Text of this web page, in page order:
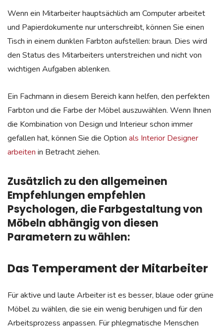
Wenn ein Mitarbeiter hauptsächlich am Computer arbeitet
und Papierdokumente nur unterschreibt, können Sie einen
Tisch in einem dunklen Farbton aufstellen: braun. Dies wird
den Status des Mitarbeiters unterstreichen und nicht von
wichtigen Aufgaben ablenken.
Ein Fachmann in diesem Bereich kann helfen, den perfekten
Farbton und die Farbe der Möbel auszuwählen. Wenn Ihnen
die Kombination von Design und Interieur schon immer
gefallen hat, können Sie die Option als Interior Designer
arbeiten in Betracht ziehen.
Zusätzlich zu den allgemeinen
Empfehlungen empfehlen
Psychologen, die Farbgestaltung von
Möbeln abhängig von diesen
Parametern zu wählen:
Das Temperament der Mitarbeiter
Für aktive und laute Arbeiter ist es besser, blaue oder grüne
Möbel zu wählen, die sie ein wenig beruhigen und für den
Arbeitsprozess anpassen. Für phlegmatische Menschen